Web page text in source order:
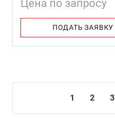
Цена по запросу
ПОДАТЬ ЗАЯВКУ
1 2 3